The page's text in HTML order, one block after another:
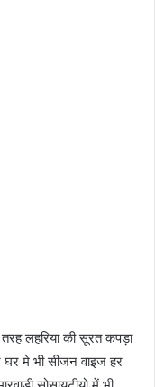
तरह लहरिया की सूरत कपड़ा
घर मे भी सीजन वाइज हर